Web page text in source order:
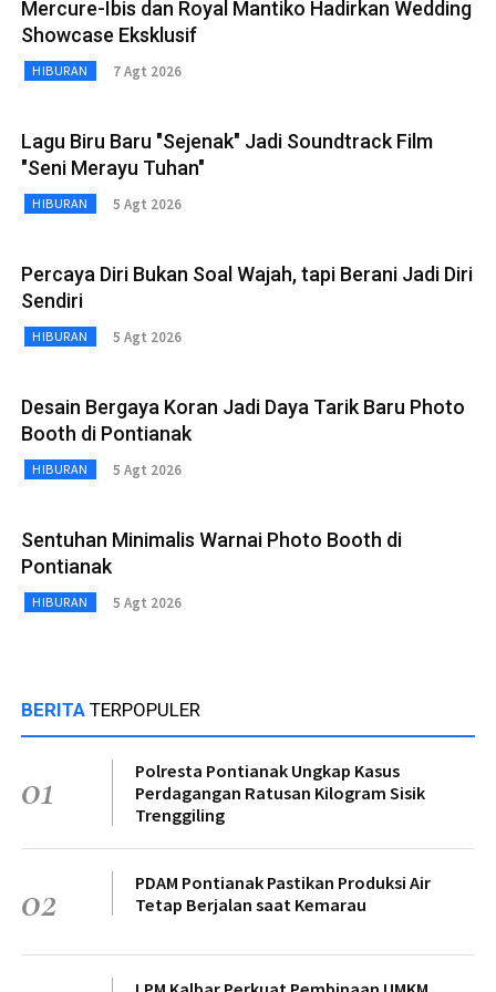
Mercure-Ibis dan Royal Mantiko Hadirkan Wedding
Showcase Eksklusif
HIBURAN 7 Agt 2026
Lagu Biru Baru "Sejenak" Jadi Soundtrack Film
"Seni Merayu Tuhan"
HIBURAN 5 Agt 2026
Percaya Diri Bukan Soal Wajah, tapi Berani Jadi Diri
Sendiri
HIBURAN 5 Agt 2026
Desain Bergaya Koran Jadi Daya Tarik Baru Photo
Booth di Pontianak
HIBURAN 5 Agt 2026
Sentuhan Minimalis Warnai Photo Booth di
Pontianak
HIBURAN 5 Agt 2026
BERITA TERPOPULER
01
Polresta Pontianak Ungkap Kasus
Perdagangan Ratusan Kilogram Sisik
Trenggiling
02
PDAM Pontianak Pastikan Produksi Air
Tetap Berjalan saat Kemarau